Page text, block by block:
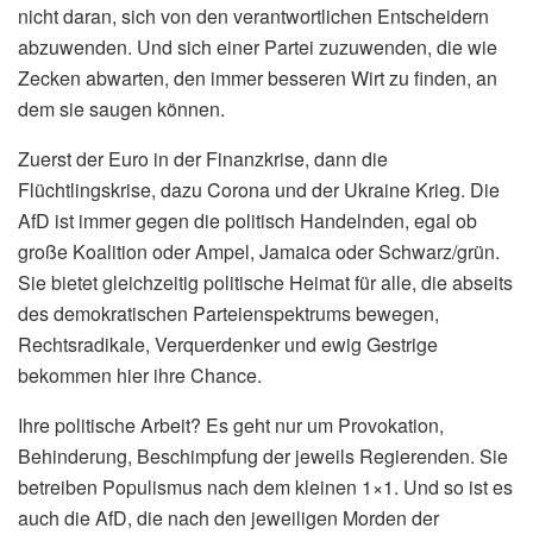
nicht daran, sich von den verantwortlichen Entscheidern
abzuwenden. Und sich einer Partei zuzuwenden, die wie
Zecken abwarten, den immer besseren Wirt zu finden, an
dem sie saugen können.
Zuerst der Euro in der Finanzkrise, dann die
Flüchtlingskrise, dazu Corona und der Ukraine Krieg. Die
AfD ist immer gegen die politisch Handelnden, egal ob
große Koalition oder Ampel, Jamaica oder Schwarz/grün.
Sie bietet gleichzeitig politische Heimat für alle, die abseits
des demokratischen Parteienspektrums bewegen,
Rechtsradikale, Verquerdenker und ewig Gestrige
bekommen hier ihre Chance.
Ihre politische Arbeit? Es geht nur um Provokation,
Behinderung, Beschimpfung der jeweils Regierenden. Sie
betreiben Populismus nach dem kleinen 1×1. Und so ist es
auch die AfD, die nach den jeweiligen Morden der